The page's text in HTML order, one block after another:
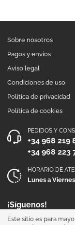
Sobre nosotros
Pagos y envíos
Aviso legal
Condiciones de uso
Política de privacidad
Política de cookies
PEDIDOS Y
+34 968 219
+34 968 223
HORARIO DE
Lunes a
¡Síguenos!
Este sitio es para